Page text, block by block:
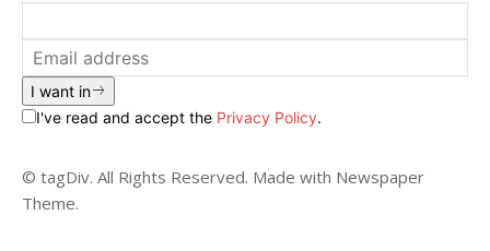
I want in
I've read and accept the Privacy Policy.
© tagDiv. All Rights Reserved. Made with Newspaper
Theme.